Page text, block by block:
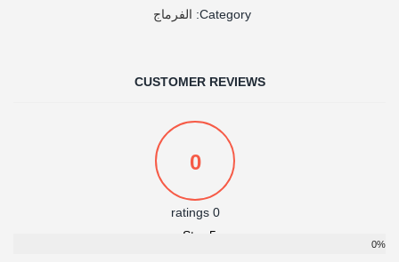
Category: الفرماج
CUSTOMER REVIEWS
0
0 ratings
5 Star
0%